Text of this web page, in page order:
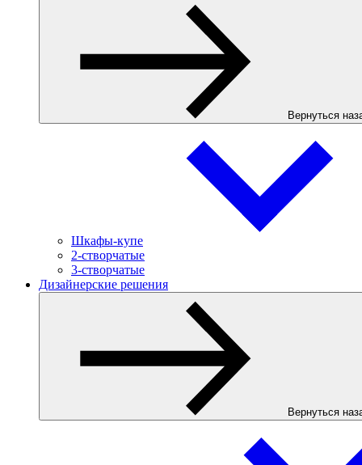
Вернуться
Шкафы-купе
2-створчатые
3-створчатые
Дизайнерские решения
Вернуться